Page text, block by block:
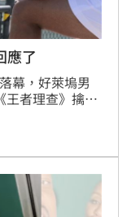
應了
幕，好萊塢男
者理查》擒拿
揚揚。本尊理